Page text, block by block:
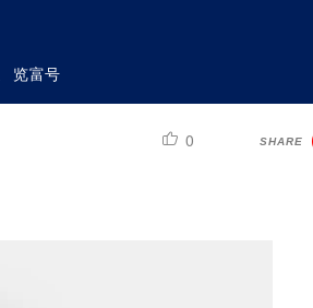
览富号
0 SHARE